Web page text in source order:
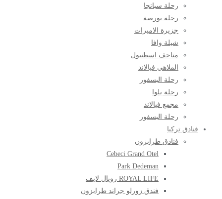
رحلة سبانجا
رحلة بورصة
جزيرة الاميرات
شيلة وافا
متاحف اسطنبول
الملاهي فيالاند
رحلة البسفور
رحلة يلوا
مجمع فيالاند
رحلة البسفور
فنادق تركيا
فنادق طرابزون
Cebeci Grand Otel
Park Dedeman
ROYAL LIFE رويال لايف
فندق زورلو جراند طرابزون